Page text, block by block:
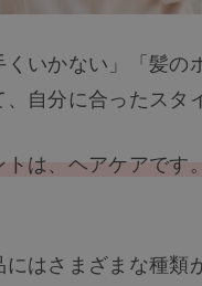
くいかない」「髪
自分に合ったス
は、ヘアケアです
にはさまざまな種